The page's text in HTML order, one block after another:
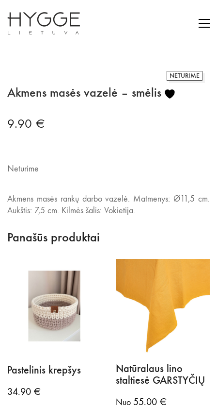
NETURIME
Akmens masės vazelė – smėlis
9.90 €
Neturime
Akmens masės rankų darbo vazelė. Matmenys: Ø11,5 cm.
Aukštis: 7,5 cm. Kilmės šalis: Vokietija.
Panašūs produktai
Pastelinis krepšys
34.90 €
Natūralaus lino
staltiesė GARSTYČIŲ
Nuo 55.00 €